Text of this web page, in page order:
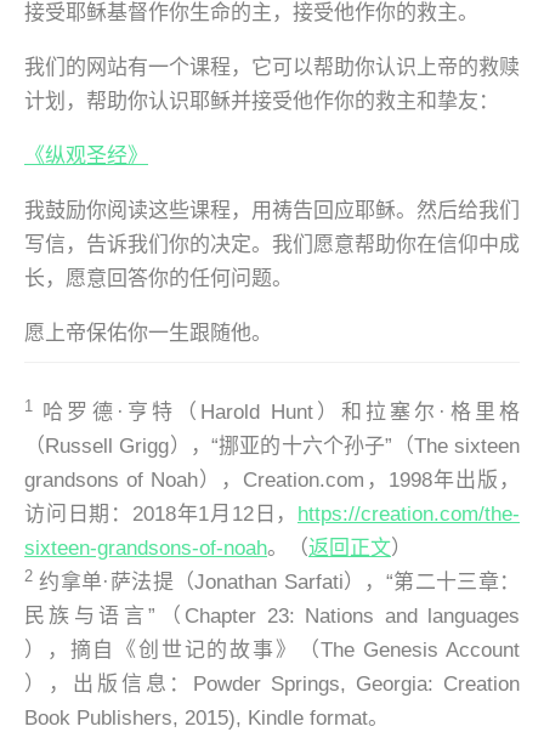
接受耶稣基督作你生命的主，接受他作你的救主。
我们的网站有一个课程，它可以帮助你认识上帝的救赎
计划，帮助你认识耶稣并接受他作你的救主和挚友：
《纵观圣经》
我鼓励你阅读这些课程，用祷告回应耶稣。然后给我们
写信，告诉我们你的决定。我们愿意帮助你在信仰中成
长，愿意回答你的任何问题。
愿上帝保佑你一生跟随他。
1
哈罗德·亨特（Harold Hunt）和拉塞尔·格里格
（Russell Grigg），“挪亚的十六个孙子”（The sixteen
grandsons of Noah）， Creation.com ，1998年出版，
访问日期：2018年1月12日，
https://creation.com/the-
sixteen-grandsons-of-noah。（返回正文）
2 约拿单·萨法提（Jonathan Sarfati），“第二十三章：
民族与语言”（Chapter 23: Nations and languages
），摘自《创世记的故事》（The Genesis Account
），出版信息：Powder Springs, Georgia: Creation
Book Publishers, 2015), Kindle format。